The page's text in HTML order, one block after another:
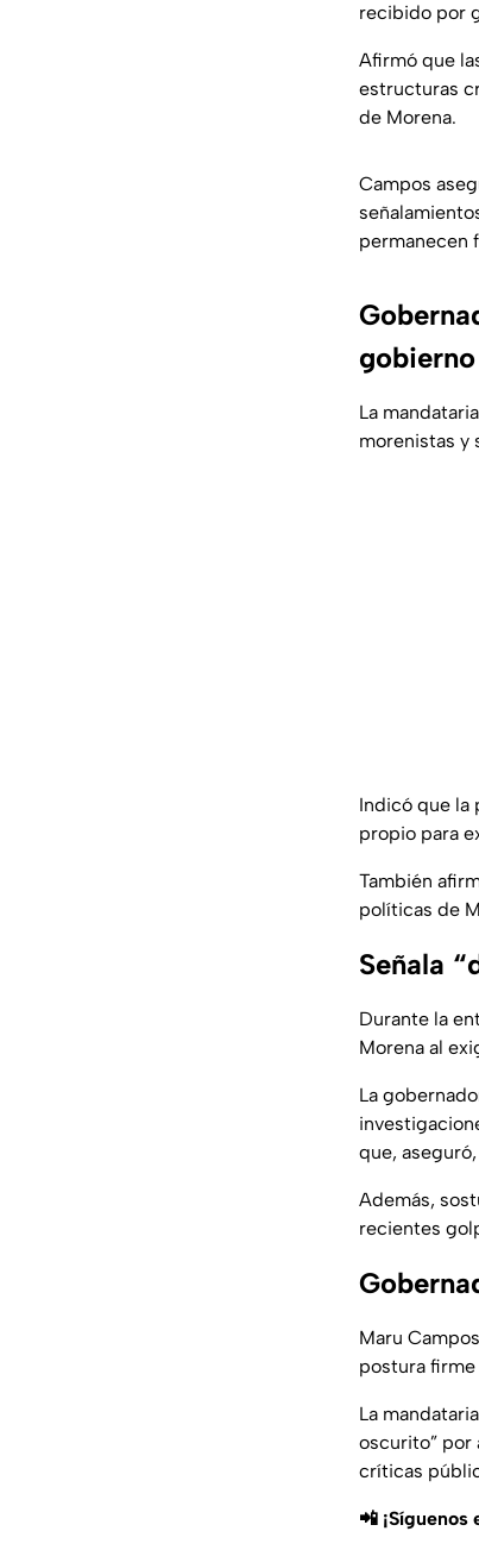
recibido por
Afirmó que
estructuras
de Morena.
Campos
permanecen
gobierno
La
morenistas y
Indicó que la
propio para
También
políticas de
Señala
Durante la
Morena al
La
que,
Además,
recientes
Maru
postura
La
oscurito” por
críticas
📲